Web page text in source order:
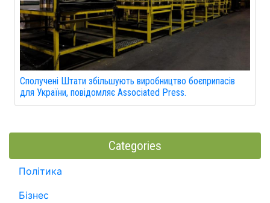
Сполучені Штати збільшують виробництво боєприпасів
для України, повідомляє Associated Press.
Categories
Політика
Бізнес